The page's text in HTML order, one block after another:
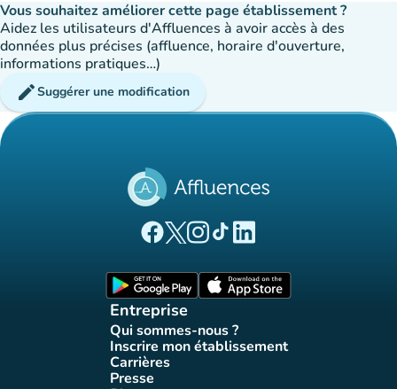
Vous souhaitez améliorer cette page établissement ?
Aidez les utilisateurs d'Affluences à avoir accès à des
données plus précises (affluence, horaire d'ouverture,
informations pratiques…)
editSuggérer une modification
(nouvel onglet)
(nouvel onglet)
(nouvel onglet)
(nouvel onglet)
(nouvel onglet)
Entreprise
Qui sommes-nous ?
(nouvel onglet)
Inscrire mon établissement
(nouvel onglet)
Carrières(nouvel onglet)
Presse